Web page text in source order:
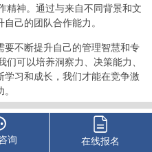
精神。通过与来自不同背景和文
己的团队合作能力。
要不断提升自己的管理智慧和专
可以培养洞察力、决策能力、
习和成长，我们才能在竞争激
本站部分文章转载自网络。
版权归原作者所有，如有侵权请联系删除
询 在线报名